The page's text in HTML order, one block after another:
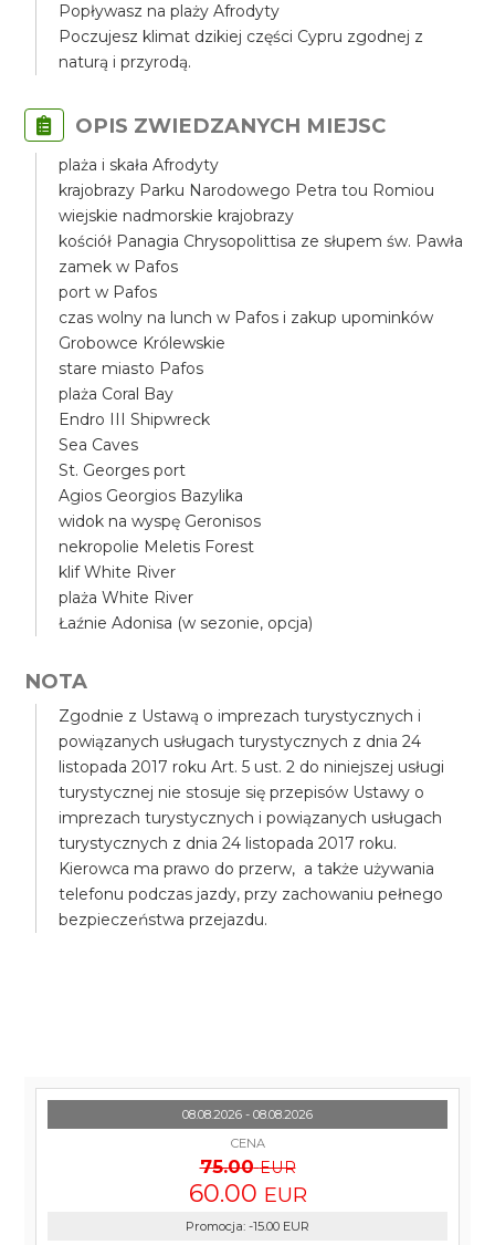
Popływasz na plaży Afrodyty
Poczujesz klimat dzikiej części Cypru zgodnej z
naturą i przyrodą.
OPIS ZWIEDZANYCH MIEJSC
plaża i skała Afrodyty
krajobrazy Parku Narodowego Petra tou Romiou
wiejskie nadmorskie krajobrazy
kościół Panagia Chrysopolittisa ze słupem św. Pawła
zamek w Pafos
port w Pafos
czas wolny na lunch w Pafos i zakup upominków
Grobowce Królewskie
stare miasto Pafos
plaża Coral Bay
Endro III Shipwreck
Sea Caves
St. Georges port
Agios Georgios Bazylika
widok na wyspę Geronisos
nekropolie Meletis Forest
klif White River
plaża White River
Łaźnie Adonisa (w sezonie, opcja)
NOTA
Zgodnie z Ustawą o imprezach turystycznych i
powiązanych usługach turystycznych z dnia 24
listopada 2017 roku Art. 5 ust. 2 do niniejszej usługi
turystycznej nie stosuje się przepisów Ustawy o
imprezach turystycznych i powiązanych usługach
turystycznych z dnia 24 listopada 2017 roku.
Kierowca ma prawo do przerw, a także używania
telefonu podczas jazdy, przy zachowaniu pełnego
bezpieczeństwa przejazdu.
08.08.2026 - 08.08.2026
CENA
75.00 EUR
60.00 EUR
Promocja: -15.00 EUR